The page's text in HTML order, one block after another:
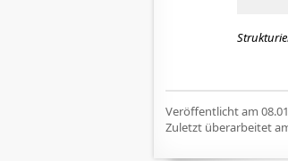
Veröffentlicht am
Zuletzt überarbeitet